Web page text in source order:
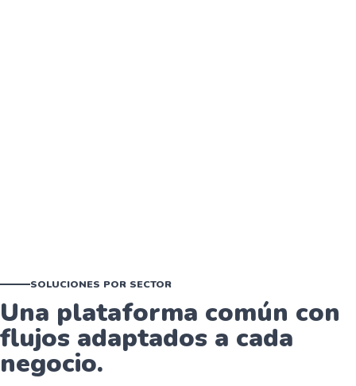
SOLUCIONES POR SECTOR
Una plataforma común con
flujos adaptados a cada
negocio.